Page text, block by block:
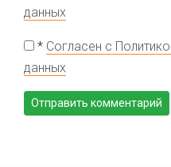
данных
* Согласен с
данных